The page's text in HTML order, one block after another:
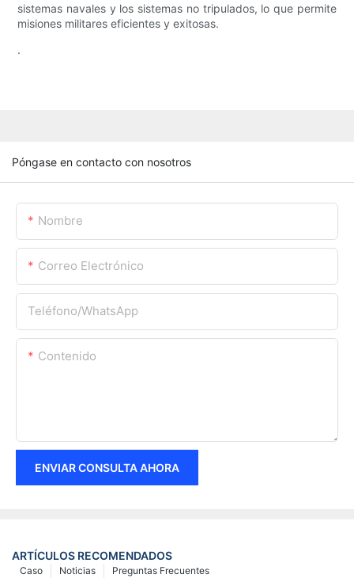
sistemas navales y los sistemas no tripulados, lo que permite
misiones militares eficientes y exitosas.
.
Póngase en contacto con nosotros
Nombre
Correo Electrónico
Teléfono/WhatsApp
Contenido
ENVIAR CONSULTA AHORA
ARTÍCULOS RECOMENDADOS
Preguntas Frecuentes
Noticias
Caso